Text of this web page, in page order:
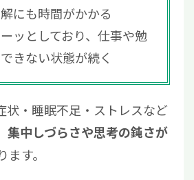
にも時間がかかる
ッとしており、仕事や勉
きない状態が続く
状・睡眠不足・ストレスなど
集中しづらさや思考の鈍さが
ます。